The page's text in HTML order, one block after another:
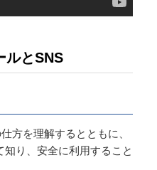
とSNS
方を理解するとともに、
り、安全に利用すること